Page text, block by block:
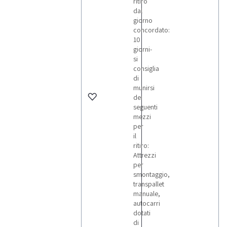
dal
giorno
concordato:
10
giorni-
si
consiglia
di
munirsi
dei
seguenti
mezzi
per
il
ritiro:
Attrezzi
per
smontaggio,
transpallet
manuale,
autocarri
dotati
di